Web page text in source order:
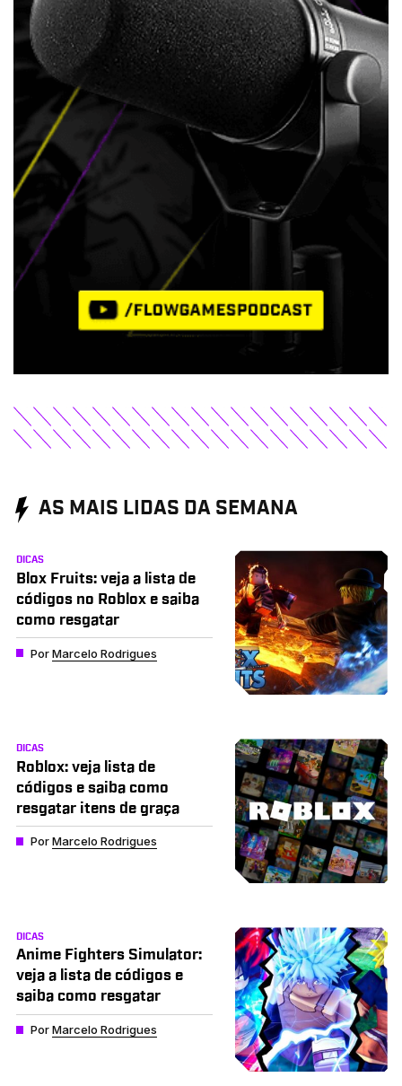
AS MAIS LIDAS DA SEMANA
DICAS
Blox Fruits: veja a lista de
códigos no Roblox e saiba
como resgatar
PorMarcelo Rodrigues
DICAS
Roblox: veja lista de
códigos e saiba como
resgatar itens de graça
PorMarcelo Rodrigues
DICAS
Anime Fighters Simulator:
veja a lista de códigos e
saiba como resgatar
PorMarcelo Rodrigues